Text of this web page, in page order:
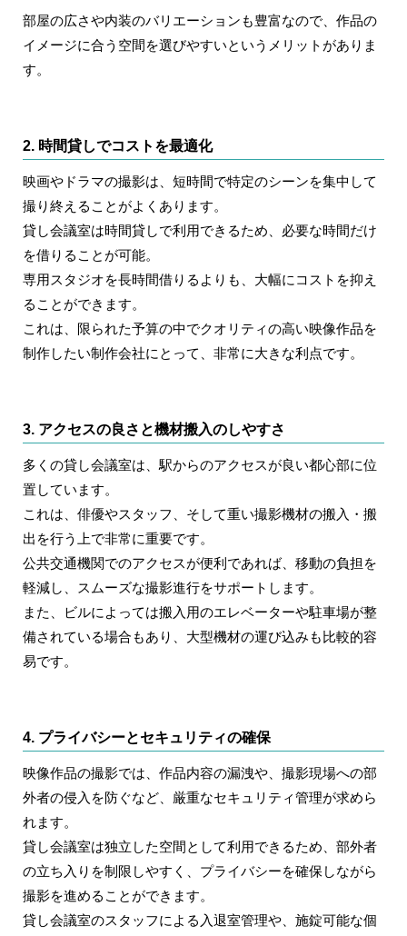
部屋の広さや内装のバリエーションも豊富なので、作品の
イメージに合う空間を選びやすいというメリットがありま
す。
2. 時間貸しでコストを最適化
映画やドラマの撮影は、短時間で特定のシーンを集中して
撮り終えることがよくあります。
貸し会議室は時間貸しで利用できるため、必要な時間だけ
を借りることが可能。
専用スタジオを長時間借りるよりも、大幅にコストを抑え
ることができます。
これは、限られた予算の中でクオリティの高い映像作品を
制作したい制作会社にとって、非常に大きな利点です。
3. アクセスの良さと機材搬入のしやすさ
多くの貸し会議室は、駅からのアクセスが良い都心部に位
置しています。
これは、俳優やスタッフ、そして重い撮影機材の搬入・搬
出を行う上で非常に重要です。
公共交通機関でのアクセスが便利であれば、移動の負担を
軽減し、スムーズな撮影進行をサポートします。
また、ビルによっては搬入用のエレベーターや駐車場が整
備されている場合もあり、大型機材の運び込みも比較的容
易です。
4. プライバシーとセキュリティの確保
映像作品の撮影では、作品内容の漏洩や、撮影現場への部
外者の侵入を防ぐなど、厳重なセキュリティ管理が求めら
れます。
貸し会議室は独立した空間として利用できるため、部外者
の立ち入りを制限しやすく、プライバシーを確保しながら
撮影を進めることができます。
貸し会議室のスタッフによる入退室管理や、施錠可能な個